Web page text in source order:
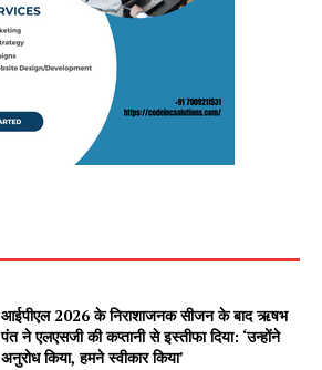
आईपीएल 2026 के निराशाजनक सीजन के बाद ऋषभ
पंत ने एलएसजी की कप्तानी से इस्तीफा दिया: ‘उन्होंने
अनुरोध किया, हमने स्वीकार किया’